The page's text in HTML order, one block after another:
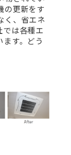
の更新をす
く、省エネ
では各種エ
す。どう